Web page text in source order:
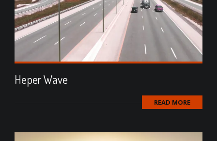
Heper Wave
READ MORE